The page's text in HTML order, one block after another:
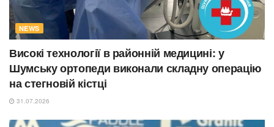
NEWS
Високі технології в районній медицині: у
Шумську ортопеди виконали складну операцію
на стегновій кістці
31.07.2026